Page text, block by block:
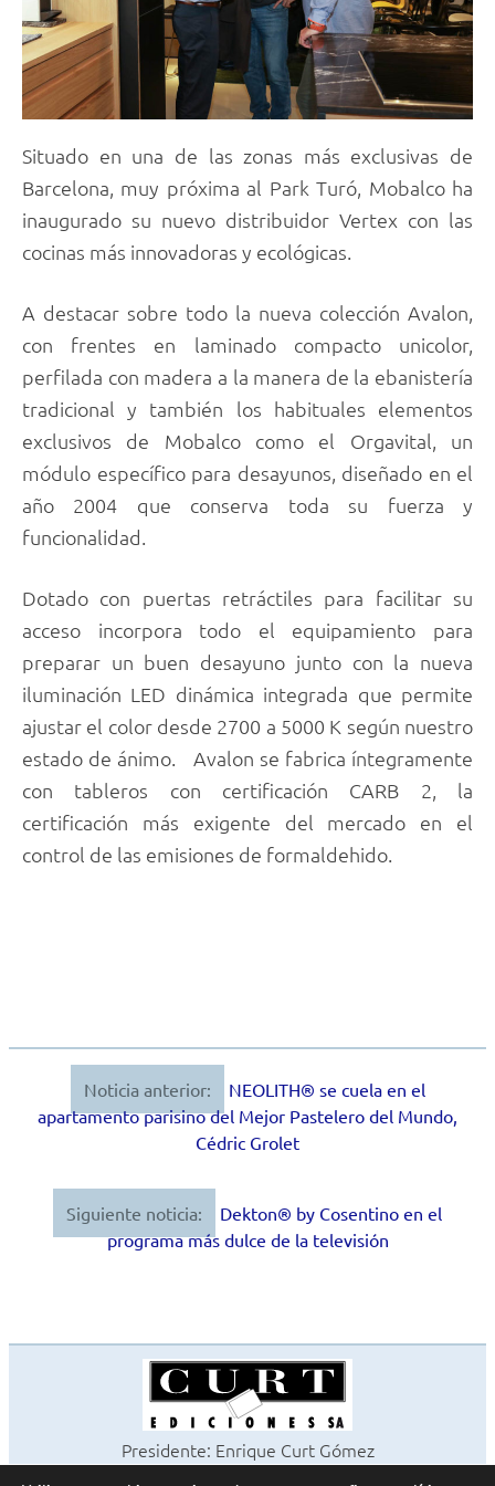
Situado en una de las zonas más exclusivas de
Barcelona, muy próxima al Park Turó, Mobalco ha
inaugurado su nuevo distribuidor Vertex con las
cocinas más innovadoras y ecológicas.
A destacar sobre todo la nueva colección Avalon,
con frentes en laminado compacto unicolor,
perfilada con madera a la manera de la ebanistería
tradicional y también los habituales elementos
exclusivos de Mobalco como el Orgavital, un
módulo específico para desayunos, diseñado en el
año 2004 que conserva toda su fuerza y
funcionalidad.
Dotado con puertas retráctiles para facilitar su
acceso incorpora todo el equipamiento para
preparar un buen desayuno junto con la nueva
iluminación LED dinámica integrada que permite
ajustar el color desde 2700 a 5000 K según nuestro
estado de ánimo. Avalon se fabrica íntegramente
con tableros con certificación CARB 2, la
certificación más exigente del mercado en el
control de las emisiones de formaldehido.
Navegación
Noticia anterior:
NEOLITH® se cuela en el
apartamento parisino del Mejor Pastelero del Mundo,
Cédric Grolet
Siguiente noticia:
Dekton® by Cosentino en el
programa más dulce de la televisión
Presidente: Enrique Curt Gómez